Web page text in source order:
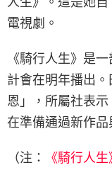
電視劇。
《騎行人生》是
計會在明年播出
恩」，所屬社表
在準備通過新作品
（注： 《騎行人生